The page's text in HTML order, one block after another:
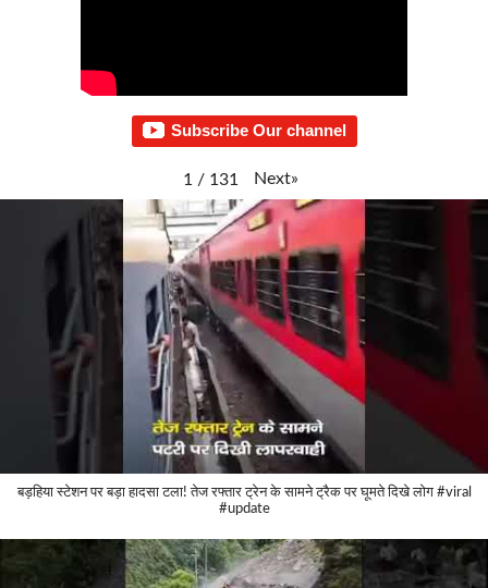
Subscribe Our channel
1 / 131 Next»
बड़हिया स्टेशन पर बड़ा हादसा टला! तेज रफ्तार ट्रेन के सामने ट्रैक पर घूमते दिखे लोग #viral
#update